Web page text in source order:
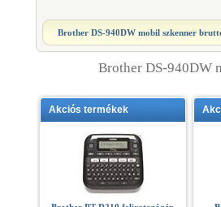
Brother DS-940DW mobil szkenner
Brother DS-940DW
Akciós termékek